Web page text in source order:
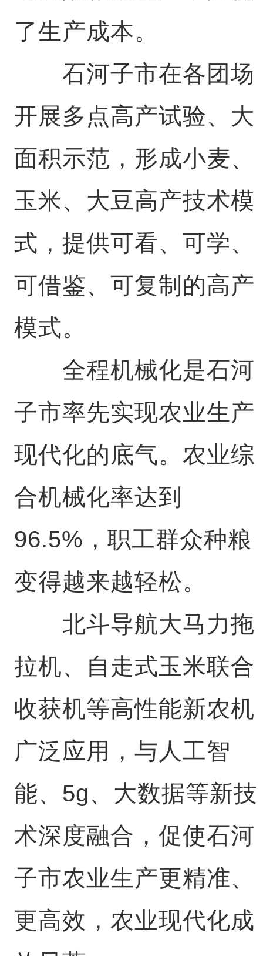
了生产成本。
石河子市在各团场
开展多点高产试验、大
面积示范，形成小麦、
玉米、大豆高产技术模
式，提供可看、可学、
可借鉴、可复制的高产
模式。
全程机械化是石河
子市率先实现农业生产
现代化的底气。农业综
合机械化率达到
96.5%，职工群众种粮
变得越来越轻松。
北斗导航大马力拖
拉机、自走式玉米联合
收获机等高性能新农机
广泛应用，与人工智
能、5g、大数据等新技
术深度融合，促使石河
子市农业生产更精准、
更高效，农业现代化成